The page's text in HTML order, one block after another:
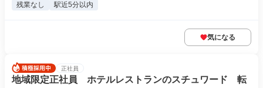
残業なし 駅近5分以内
気になる
正社員
地域限定正社員 ホテルレストランのスチュワード 転